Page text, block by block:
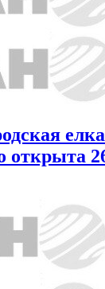
открыта